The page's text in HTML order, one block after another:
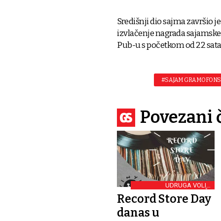
Središnji dio sajma završio
izvlačenje nagrada
Pub-u s početkom od 22
#SAJAM
Povezani
UDRUGA VOLIM
GRAMOFONSKE PLOČE
Record Store Day
danas u